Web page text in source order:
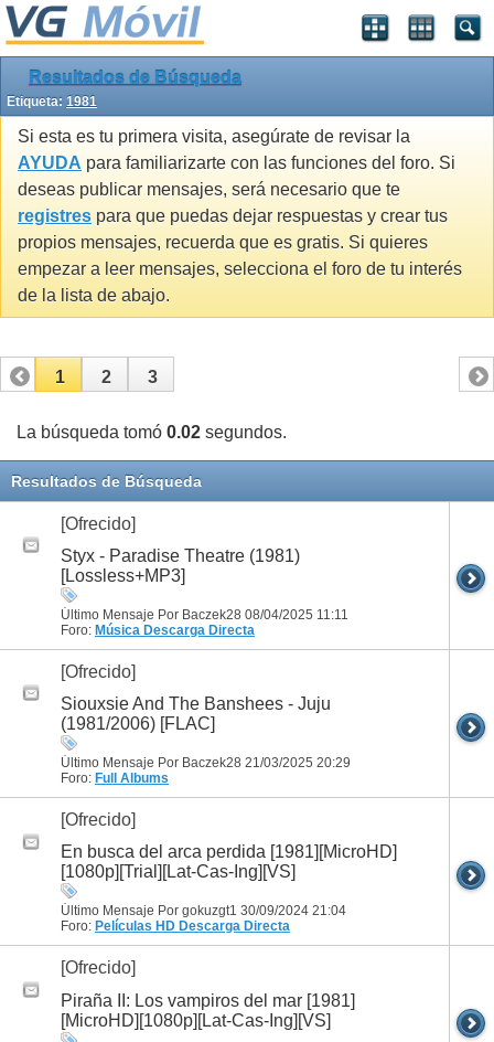
Resultados de Búsqueda
Etiqueta: 1981
Si esta es tu primera visita, asegúrate de revisar la
AYUDA para familiarizarte con las funciones del foro. Si
deseas publicar mensajes, será necesario que te
registres para que puedas dejar respuestas y crear tus
propios mensajes, recuerda que es gratis. Si quieres
empezar a leer mensajes, selecciona el foro de tu interés
de la lista de abajo.
1 2 3
La búsqueda tomó 0.02 segundos.
Resultados de Búsqueda
[Ofrecido]
Styx - Paradise Theatre (1981)
[Lossless+MP3]
Último Mensaje Por Baczek28 08/04/2025 11:11
Foro: Música Descarga Directa
[Ofrecido]
Siouxsie And The Banshees - Juju
(1981/2006) [FLAC]
Último Mensaje Por Baczek28 21/03/2025 20:29
Foro: Full Albums
[Ofrecido]
En busca del arca perdida [1981][MicroHD]
[1080p][Trial][Lat-Cas-Ing][VS]
Último Mensaje Por gokuzgt1 30/09/2024 21:04
Foro: Películas HD Descarga Directa
[Ofrecido]
Piraña II: Los vampiros del mar [1981]
[MicroHD][1080p][Lat-Cas-Ing][VS]